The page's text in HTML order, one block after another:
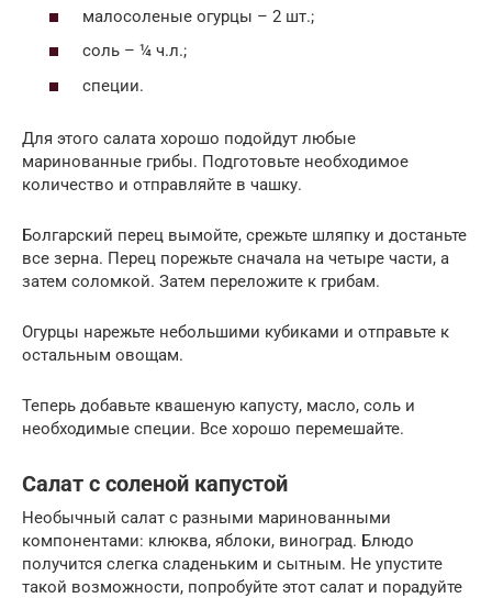
малосоленые огурцы – 2 шт.;
соль – ¼ ч.л.;
специи.
Для этого салата хорошо подойдут любые
маринованные грибы. Подготовьте необходимое
количество и отправляйте в чашку.
Болгарский перец вымойте, срежьте шляпку и достаньте
все зерна. Перец порежьте сначала на четыре части, а
затем соломкой. Затем переложите к грибам.
Огурцы нарежьте небольшими кубиками и отправьте к
остальным овощам.
Теперь добавьте квашеную капусту, масло, соль и
необходимые специи. Все хорошо перемешайте.
Салат с соленой капустой
Необычный салат с разными маринованными
компонентами: клюква, яблоки, виноград. Блюдо
получится слегка сладеньким и сытным. Не упустите
такой возможности, попробуйте этот салат и порадуйте